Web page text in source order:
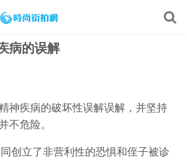
病的误解
神疾病的破坏性误解误解，并坚持
不危险。
创立了非营利性的恐惧和侄子被诊